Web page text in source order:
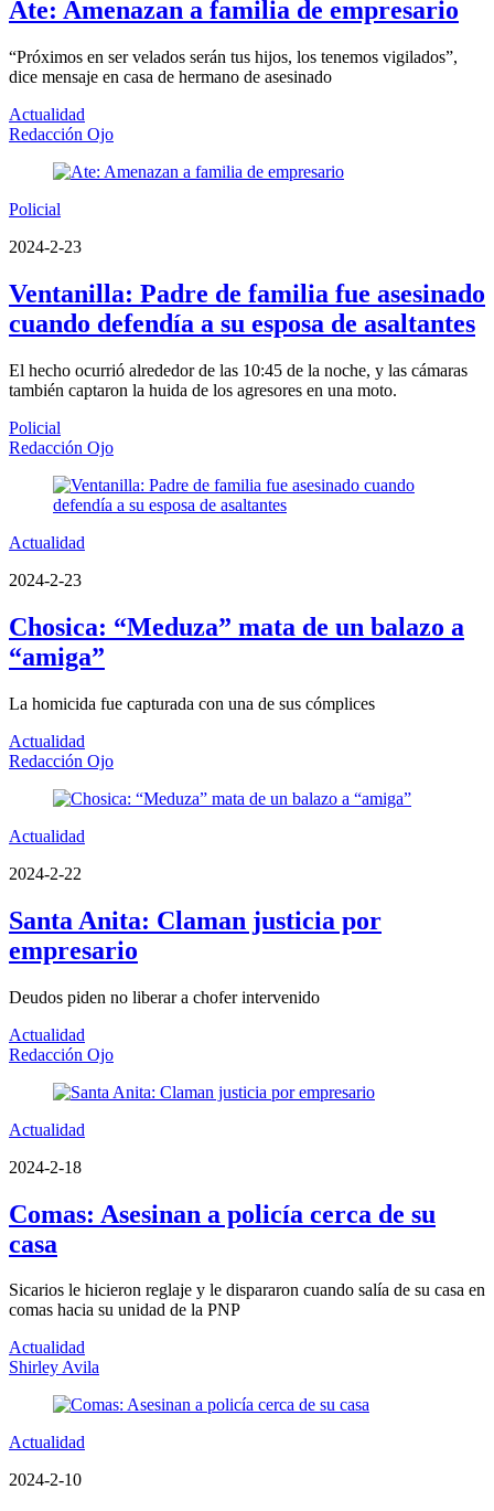
Ate: Amenazan a familia de empresario
“Próximos en ser velados serán tus hijos, los tenemos vigilados”,
dice mensaje en casa de hermano de asesinado
Actualidad
Redacción Ojo
Policial
2024-2-23
Ventanilla: Padre de familia fue asesinado
cuando defendía a su esposa de asaltantes
El hecho ocurrió alrededor de las 10:45 de la noche, y las cámaras
también captaron la huida de los agresores en una moto.
Policial
Redacción Ojo
Actualidad
2024-2-23
Chosica: “Meduza” mata de un balazo a
“amiga”
La homicida fue capturada con una de sus cómplices
Actualidad
Redacción Ojo
Actualidad
2024-2-22
Santa Anita: Claman justicia por
empresario
Deudos piden no liberar a chofer intervenido
Actualidad
Redacción Ojo
Actualidad
2024-2-18
Comas: Asesinan a policía cerca de su
casa
Sicarios le hicieron reglaje y le dispararon cuando salía de su casa en
comas hacia su unidad de la PNP
Actualidad
Shirley Avila
Actualidad
2024-2-10